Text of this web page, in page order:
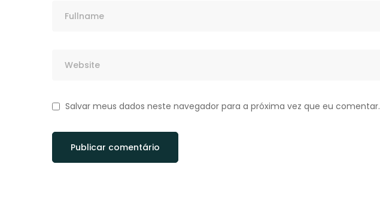
Salvar meus dados neste navegador para a próxima vez que eu comentar.